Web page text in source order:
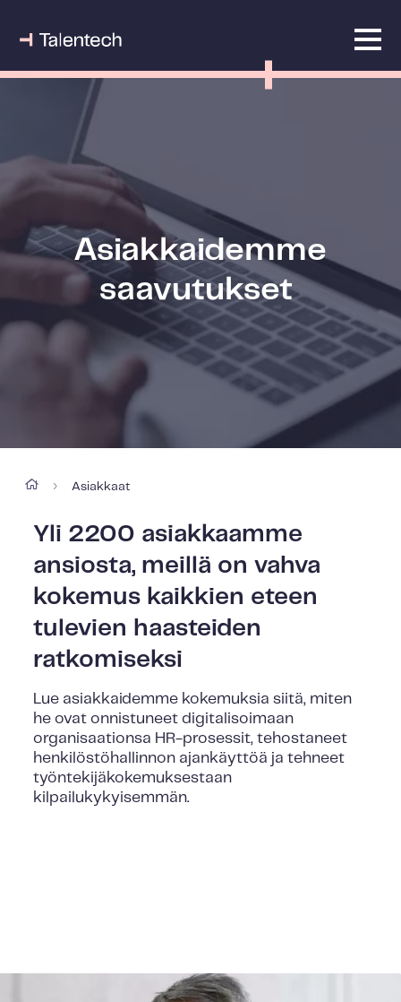
Asiakkaidemme
saavutukset
› Asiakkaat
Yli 2200 asiakkaamme
ansiosta, meillä on vahva
kokemus kaikkien eteen
tulevien haasteiden
ratkomiseksi
Lue asiakkaidemme kokemuksia siitä, miten
he ovat onnistuneet digitalisoimaan
organisaationsa HR-prosessit, tehostaneet
henkilöstöhallinnon ajankäyttöä ja tehneet
työntekijäkokemuksestaan
kilpailukykyisemmän.